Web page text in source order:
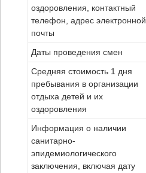
оздоровления, контактный
телефон, адрес электронной
почты
Даты проведения смен
Средняя стоимость 1 дня
пребывания в организации
отдыха детей и их
оздоровления
Информация о наличии
санитарно-
эпидемиологического
заключения, включая дату